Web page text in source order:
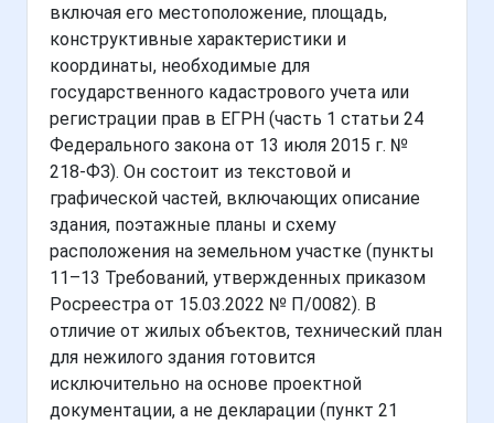
включая его местоположение, площадь,
конструктивные характеристики и
координаты, необходимые для
государственного кадастрового учета или
регистрации прав в ЕГРН (часть 1 статьи 24
Федерального закона от 13 июля 2015 г. №
218-ФЗ). Он состоит из текстовой и
графической частей, включающих описание
здания, поэтажные планы и схему
расположения на земельном участке (пункты
11–13 Требований, утвержденных приказом
Росреестра от 15.03.2022 № П/0082). В
отличие от жилых объектов, технический план
для нежилого здания готовится
исключительно на основе проектной
документации, а не декларации (пункт 21